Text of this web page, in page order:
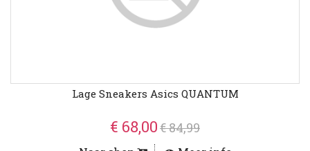
Lage Sneakers Asics QUANTUM
€ 68,00€ 84,99